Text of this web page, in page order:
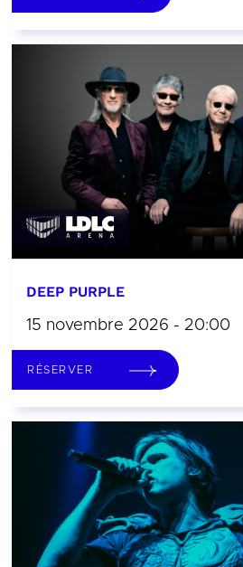
DEEP PURPLE
15 novembre 2026 - 20:00
RÉSERVER